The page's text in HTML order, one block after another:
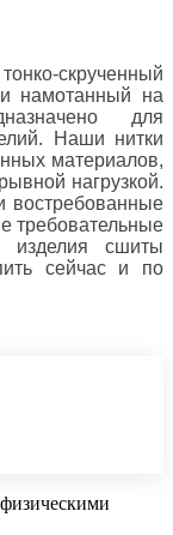
скрученный
намотанный на
для
Наши нитки
материалов,
нагрузкой.
востребованные
требовательные
сшиты
сейчас и по